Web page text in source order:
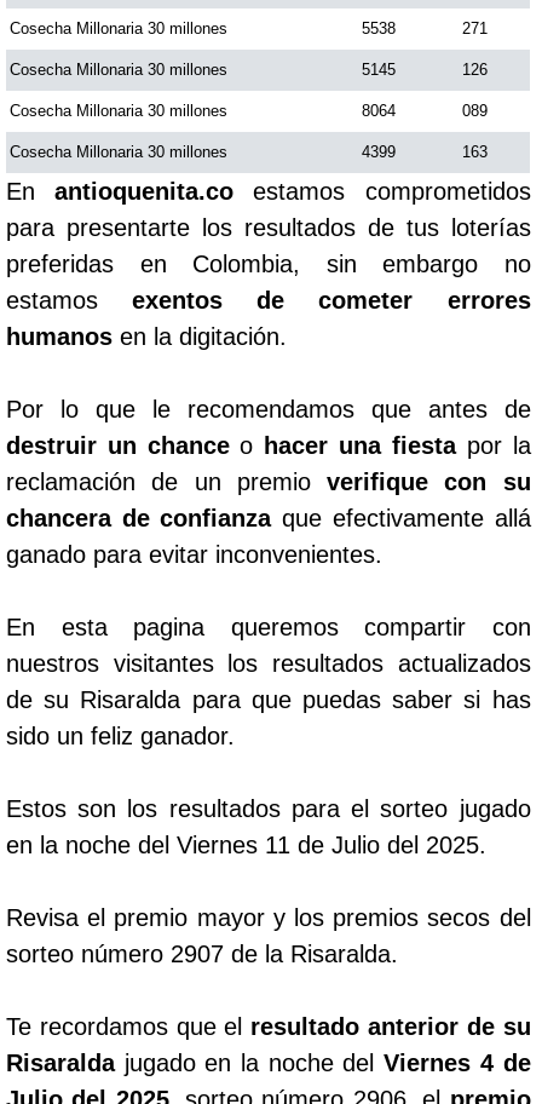
Cosecha Millonaria 30 millones 5538 271
Cosecha Millonaria 30 millones 5145 126
Cosecha Millonaria 30 millones 8064 089
Cosecha Millonaria 30 millones 4399 163
Enantioquenita.co estamos comprometidos
para presentarte los resultados de tus loterías
preferidas en Colombia, sin embargo no
estamosexentos de cometer errores
humanos en la digitación.
Por lo que le recomendamos que antes de
destruir un chanceo hacer una fiestapor la
reclamación de un premioverifique con su
chancera de confianzaque efectivamente allá
ganado para evitar inconvenientes.
En esta pagina queremos compartir con
nuestros visitantes los resultados actualizados
de su Risaralda para que puedas saber si has
sido un feliz ganador.
Estos son los resultados para el sorteo jugado
en la noche del Viernes 11 de Julio del 2025.
Revisa el premio mayor y los premios secos del
sorteo número 2907 de la Risaralda.
Te recordamos que el resultado anterior de su
Risaraldajugado en la noche delViernes 4 de